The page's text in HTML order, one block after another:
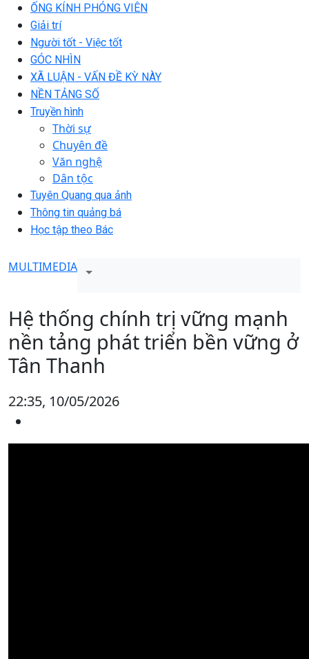
ỐNG KÍNH PHÓNG VIÊN
Giải trí
Người tốt - Việc tốt
GÓC NHÌN
XÃ LUẬN - VẤN ĐỀ KỲ NÀY
NỀN TẢNG SỐ
Truyền hình
Thời sự
Chuyên đề
Văn nghệ
Dân tộc
Tuyên Quang qua ảnh
Thông tin quảng bá
Học tập theo Bác
MULTIMEDIA
Hệ thống chính trị vững mạnh
nền tảng phát triển bền vững ở
Tân Thanh
22:35, 10/05/2026